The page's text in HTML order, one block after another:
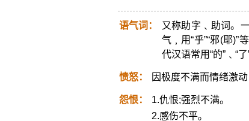
语气词：
又称助字﹑助词。
气﹐用“乎”“邪(耶)”
代汉语常用“的”﹑“了
愤怒： 因极度不满而情绪激
怨恨：
1.仇恨;强烈不满。
2.感伤不平。